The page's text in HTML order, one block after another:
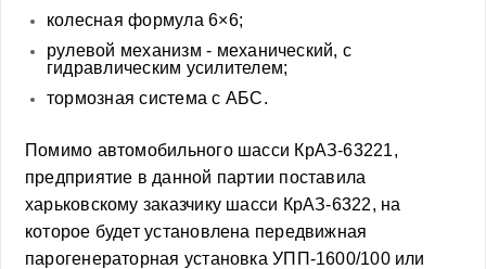
колесная формула 6×6;
рулевой механизм - механический, с
гидравлическим усилителем;
тормозная система с АБС.
Помимо автомобильного шасси КрАЗ-63221,
предприятие в данной партии поставила
харьковскому заказчику шасси КрАЗ-6322, на
которое будет установлена передвижная
парогенераторная установка УПП-1600/100 или